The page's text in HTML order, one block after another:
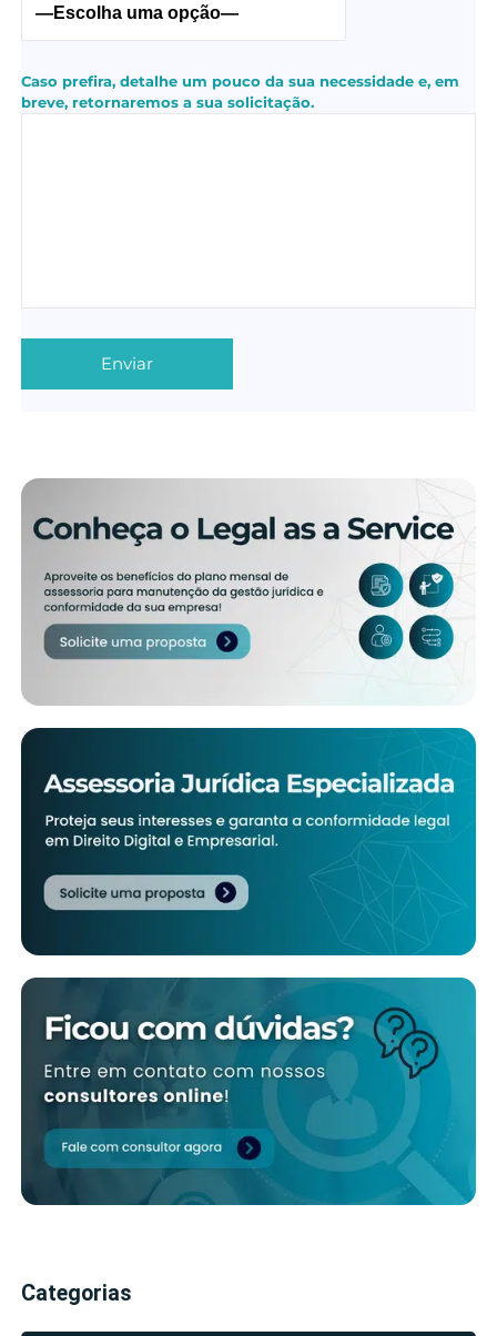
Caso prefira, detalhe um pouco da sua necessidade e, em
breve, retornaremos a sua solicitação.
Categorias